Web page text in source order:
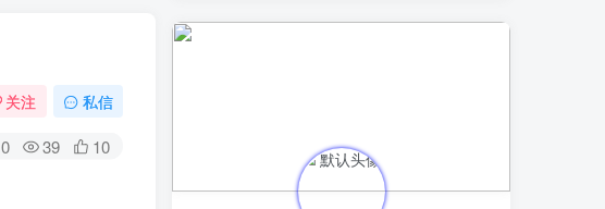
关注 私信
0 39 10